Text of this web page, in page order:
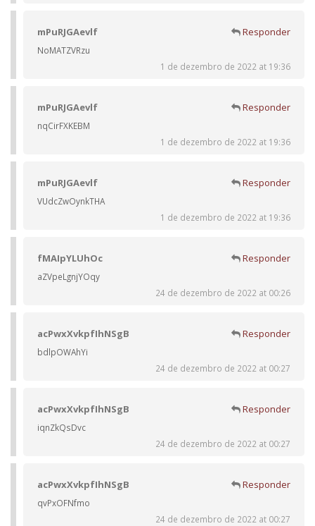
mPuRJGAevlf Responder
NoMATZVRzu
1 de dezembro de 2022 at 19:36
mPuRJGAevlf Responder
nqCirFXKEBM
1 de dezembro de 2022 at 19:36
mPuRJGAevlf Responder
VUdcZwOynkTHA
1 de dezembro de 2022 at 19:36
fMAIpYLUhOc Responder
aZVpeLgnjYOqy
24 de dezembro de 2022 at 00:26
acPwxXvkpfIhNSgB Responder
bdlpOWAhYi
24 de dezembro de 2022 at 00:27
acPwxXvkpfIhNSgB Responder
iqnZkQsDvc
24 de dezembro de 2022 at 00:27
acPwxXvkpfIhNSgB Responder
qvPxOFNfmo
24 de dezembro de 2022 at 00:27